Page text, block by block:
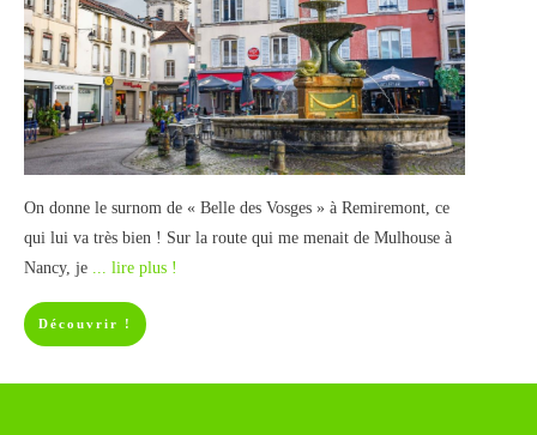
On donne le surnom de « Belle des Vosges » à Remiremont, ce
qui lui va très bien ! Sur la route qui me menait de Mulhouse à
Nancy, je ... lire plus !
Découvrir !